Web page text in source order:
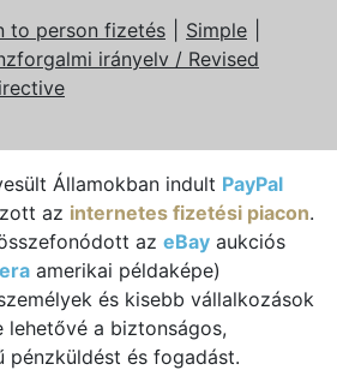
to person fizetés
Simple
irányelv / Revised
Államokban indult PayPal
az internetes fizetési piacon.
az eBay aukciós
amerikai példaképe)
és kisebb vállalkozások
lehetővé a biztonságos,
pénzküldést és fogadást.